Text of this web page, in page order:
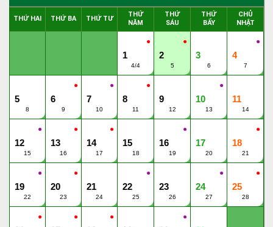
THỨ HAI THỨ BA THỨ TƯ
THỨ
NĂM
THỨ
SÁU
THỨ
BẨY
CHỦ
NHẬT
●
1
4/4
●
2
5
3
6
●
4
7
5
8
●
6
9
●
7
10
●
8
11
9
12
●
10
13
11
14
●
12
15
●
13
16
●
14
17
15
18
●
16
19
17
20
●
18
21
●
19
22
●
20
23
21
24
●
22
25
23
26
●
24
27
●
25
28
● ● ● ●